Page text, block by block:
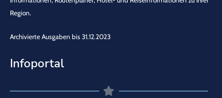
Region.
Archivierte Ausgaben bis 31.12.2023
Infoportal